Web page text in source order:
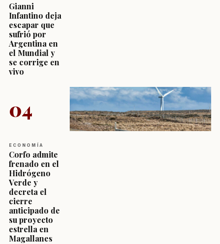
Gianni
Infantino deja
escapar que
sufrió por
Argentina en
el Mundial y
se corrige en
vivo
04
ECONOMÍA
Corfo admite
frenado en el
Hidrógeno
Verde y
decreta el
cierre
anticipado de
su proyecto
estrella en
Magallanes